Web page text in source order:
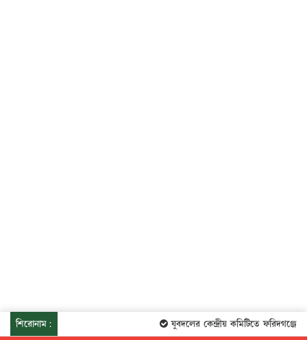
শিরোনাম: যুবদলের কেন্দ্রীয় কমিটিতে ফরিদগঞ্জের